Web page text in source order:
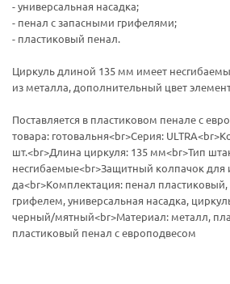
- универсальная насадка;
- пенал с запасными грифелями;
- пластиковый пенал.
Циркуль длиной 135 мм имеет
из металла, дополнительный цвет
Поставляется в пластиковом пенале с
товара: готовальня<br>Серия:
шт.<br>Длина циркуля: 135 мм<br>Тип
несгибаемые<br>Защитный колпачок для
да<br>Комплектация: пенал
грифелем, универсальная насадка,
черный/мятный<br>Материал: металл,
пластиковый пенал с европодвесом